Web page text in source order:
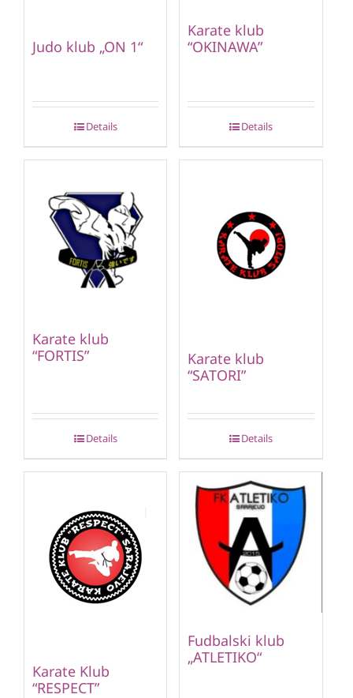
Judo klub „ON 1“
Details
Karate klub
“OKINAWA”
Details
Karate klub
“FORTIS”
Details
Karate klub
“SATORI”
Details
Karate Klub
“RESPECT”
Fudbalski klub
„ATLETIKO“